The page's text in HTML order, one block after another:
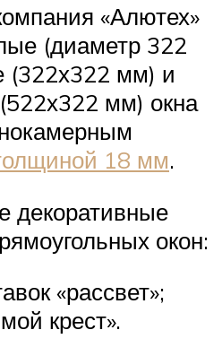
«Алютех»
(диаметр 322
(322х322 мм) и
мм) окна
18 мм.
декоративные
окон:
«рассвет»;
крест».